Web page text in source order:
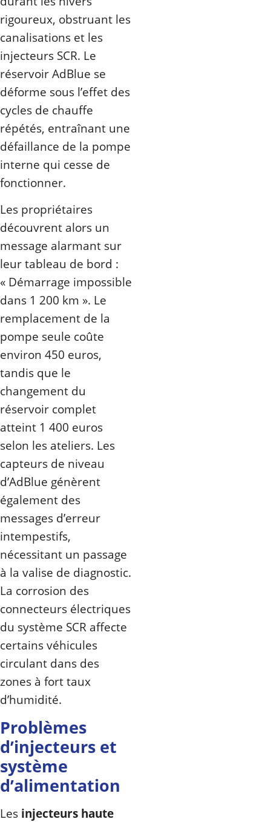
rigoureux, obstruant les
canalisations et les
injecteurs SCR. Le
réservoir AdBlue se
déforme sous l’effet des
cycles de chauffe
répétés, entraînant une
défaillance de la pompe
interne qui cesse de
fonctionner.
Les propriétaires
découvrent alors un
message alarmant sur
leur tableau de bord :
« Démarrage impossible
dans 1 200 km ». Le
remplacement de la
pompe seule coûte
environ 450 euros,
tandis que le
changement du
réservoir complet
atteint 1 400 euros
selon les ateliers. Les
capteurs de niveau
d’AdBlue génèrent
également des
messages d’erreur
intempestifs,
nécessitant un passage
à la valise de diagnostic.
La corrosion des
connecteurs électriques
du système SCR affecte
certains véhicules
circulant dans des
zones à fort taux
d’humidité.
Problèmes
d’injecteurs et
système
d’alimentation
Les injecteurs haute